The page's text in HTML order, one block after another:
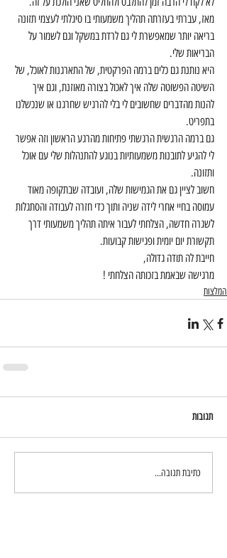
מאז, עברתי בעזרתה תהליך משמעותי בו סיגלתי לעצמי תזונה
בריאה יותר שמאפשרת לי גם לרדת במשקל וגם לשמור על
הבריאות שלי.
היא נותנת גם כלים ברמה הפרקטית, של התארגנות לאוכל, של
השיטה הפשוטה שלה איך לאכול בצורה מאוזנת, וגם איך
להנות מהדברים שחשובים לי בלי להרגיש שחרגנו או שנכשלנו
בתפריט.
גם ברמה הרגשית הרגשתי פתיחות מהרגע הראשון וזה אפשר
לי להגיע לתובנות משמעותיות בנוגע להתנהלות שלי עם אוכל
ותזונה.
חשוב לציין גם את הגמישות שלה, ועובדה שבתקופה מאוד
עמוסה בחיי אחרי לידה שניה ותוך כדי חזרה לעבודה והסתגלות
לשגרה חדשה, הצלחתי לעבור איתה תהליך משמעותי דרך
תקשורת יום יומית ופגישות קבועות.
חייבת לה תודה גדולה,
מרגישה שבאמת בזכותה הצלחתי !
המלצות
תגובות
כתיבת תגובה...